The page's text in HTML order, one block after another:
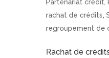
Partenariat credit,
rachat de crédits,
regroupement de
Rachat de